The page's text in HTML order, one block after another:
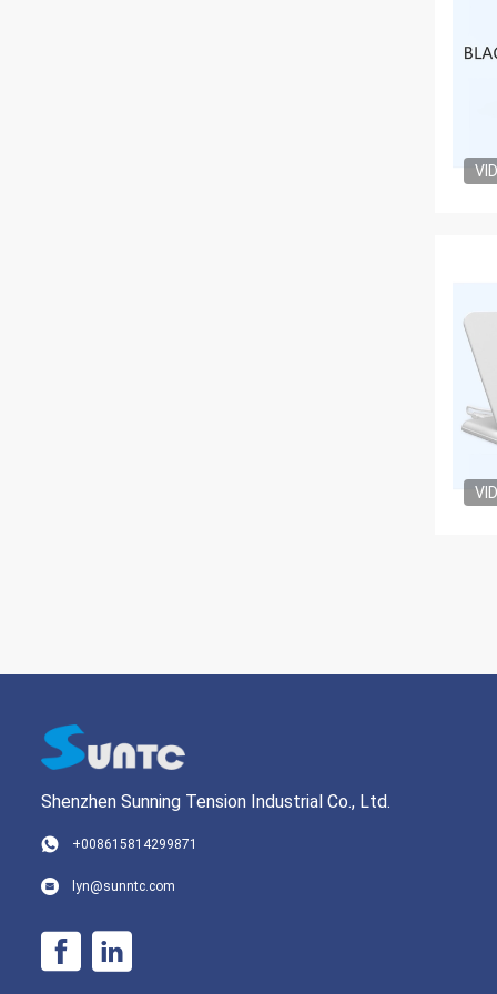
Shenzhen Sunning Tension Industrial Co., Ltd.
+008615814299871
lyn@sunntc.com